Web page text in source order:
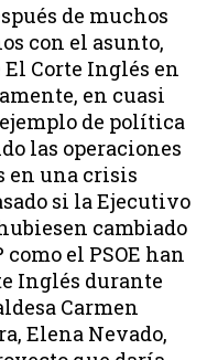
de muchos
con el asunto,
Corte Inglés en
en cuasi
de política
las operaciones
en una crisis
si la Ejecutivo
cambiado
el PSOE han
Inglés durante
Carmen
Elena Nevado,